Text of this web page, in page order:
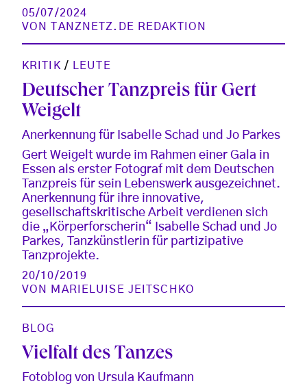
05/07/2024
VON
TANZNETZ.DE REDAKTION
KRITIK / LEUTE
Deutscher Tanzpreis für Gert
Weigelt
Anerkennung für Isabelle Schad und Jo Parkes
Gert Weigelt wurde im Rahmen einer Gala in
Essen als erster Fotograf mit dem Deutschen
Tanzpreis für sein Lebenswerk ausgezeichnet.
Anerkennung für ihre innovative,
gesellschaftskritische Arbeit verdienen sich
die „Körperforscherin“ Isabelle Schad und Jo
Parkes, Tanzkünstlerin für partizipative
Tanzprojekte.
20/10/2019
VON MARIELUISE JEITSCHKO
BLOG
Vielfalt des Tanzes
Fotoblog von Ursula Kaufmann